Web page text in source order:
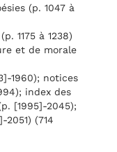
(p. 1047 à
1175 à 1238)
et de morale
1960); notices
index des
[1995]-2045);
(714